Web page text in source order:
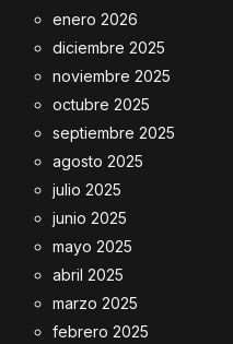
enero 2026
diciembre 2025
noviembre 2025
octubre 2025
septiembre 2025
agosto 2025
julio 2025
junio 2025
mayo 2025
abril 2025
marzo 2025
febrero 2025